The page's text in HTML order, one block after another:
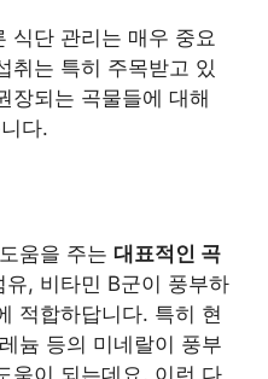
식단 관리는 매우 중요
취는 특히 주목받고 있
장되는 곡물들에 대해
다.
움을 주는 대표적인 곡
, 비타민 B군이 풍부하
적합하답니다. 특히 현
늄 등의 미네랄이 풍부